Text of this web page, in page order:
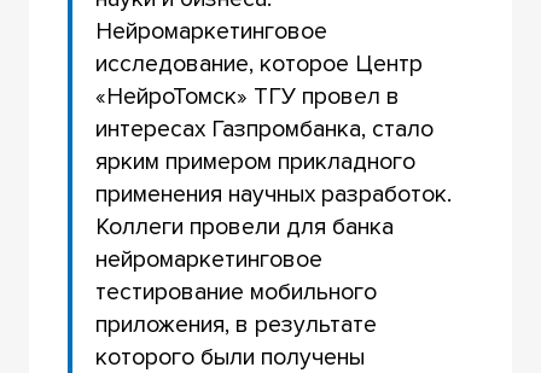
Нейромаркетинговое
исследование, которое Центр
«НейроТомск» ТГУ провел в
интересах Газпромбанка, стало
ярким примером прикладного
применения научных разработок.
Коллеги провели для банка
нейромаркетинговое
тестирование мобильного
приложения, в результате
которого были получены